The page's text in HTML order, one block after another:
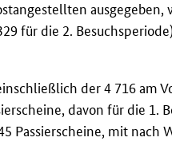
ausgegeben,
für die 2.
der 4 716 am
davon für die 1.
Passierscheine, mit nach